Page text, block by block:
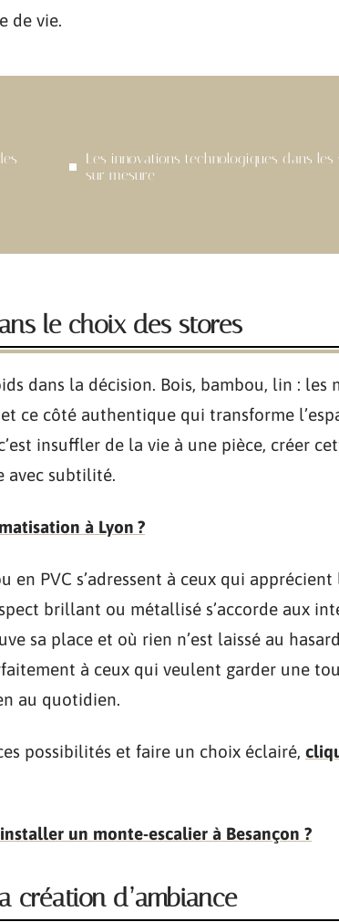
de vie.
Les innovations technologiques dans les
sur mesure
le choix des stores
dans la décision. Bois, bambou, lin : les
ce côté authentique qui transforme
insuffler de la vie à une pièce, créer
avec subtilité.
à Lyon ?
PVC s’adressent à ceux qui apprécient
brillant ou métallisé s’accorde aux
sa place et où rien n’est laissé au
à ceux qui veulent garder une
au quotidien.
possibilités et faire un choix éclairé,
un monte-escalier à Besançon ?
création d’ambiance